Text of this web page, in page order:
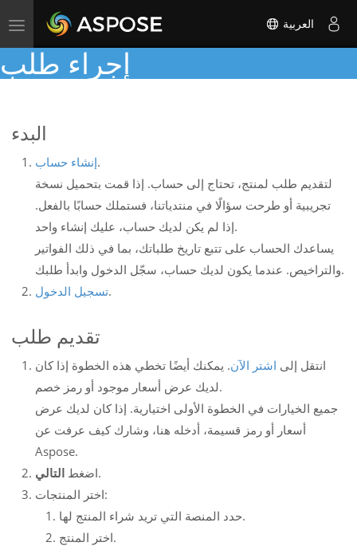
Toggle
navigation
العربية
إجراء طلب
البدء
إنشاء حساب.
لتقديم طلب لمنتج، تحتاج إلى حساب. إذا قمت بتحميل نسخة
تجريبية أو طرحت سؤالًا في منتدياتنا، فستملك حسابًا بالفعل.
إذا لم يكن لديك حساب، عليك إنشاء واحد.
يساعدك الحساب على تتبع تاريخ طلباتك، بما في ذلك الفواتير
والتراخيص. عندما يكون لديك حساب، سجّل الدخول وابدأ طلبك.
تسجيل الدخول.
تقديم طلب
انتقل إلى اشتر الآن. يمكنك أيضًا تخطي هذه الخطوة إذا كان
لديك عرض أسعار موجود أو رمز خصم.
جميع الخيارات في الخطوة الأولى اختيارية. إذا كان لديك عرض
أسعار أو رمز قسيمة، أدخله هنا، وشارك كيف عرفت عن
Aspose.
اضغط التالي
.
اختر المنتجات:
حدد المنصة التي تريد شراء المنتج لها.
اختر المنتج.